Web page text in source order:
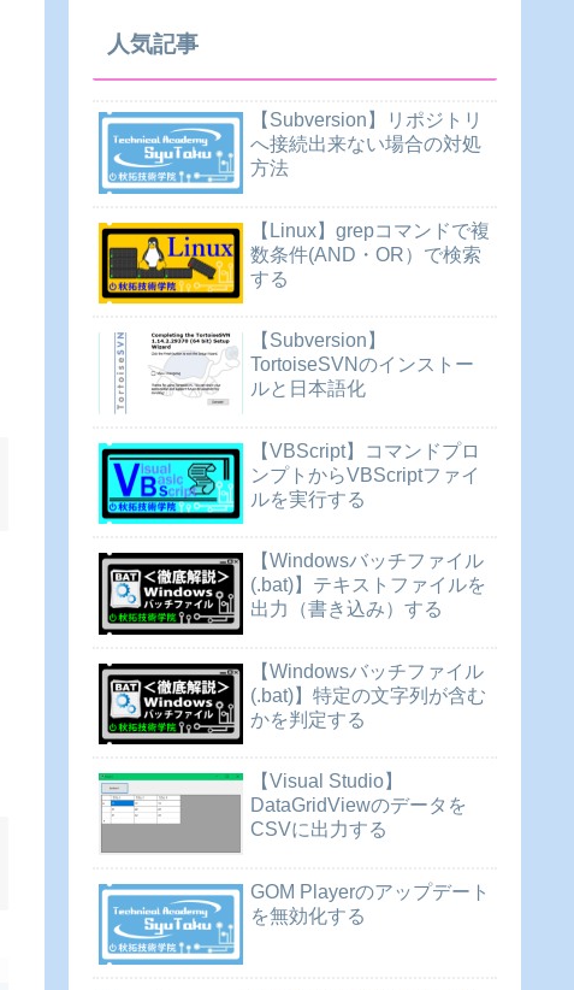
人気記事
【Subversion】リポジトリ
へ接続出来ない場合の対処
方法
【Linux】grepコマンドで複
数条件(AND・OR）で検索
する
【Subversion】
TortoiseSVNのインストー
ルと日本語化
【VBScript】コマンドプロ
ンプトからVBScriptファイ
ルを実行する
【Windowsバッチファイル
(.bat)】テキストファイルを
出力（書き込み）する
【Windowsバッチファイル
(.bat)】特定の文字列が含む
かを判定する
【Visual Studio】
DataGridViewのデータを
CSVに出力する
GOM Playerのアップデート
を無効化する